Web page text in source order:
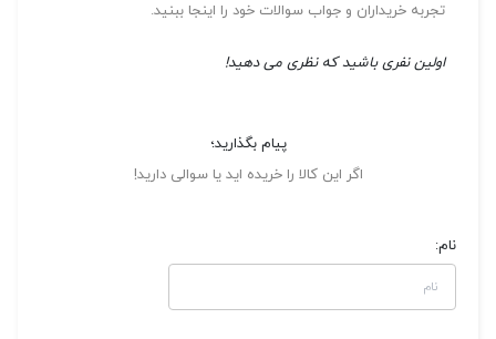
تجربه خریداران و جواب سوالات خود را اینجا ببنید.
اولین نفری باشید که نظری می دهید!
پیام بگذارید؛
اگر این کالا را خریده اید یا سوالی دارید!
نام: